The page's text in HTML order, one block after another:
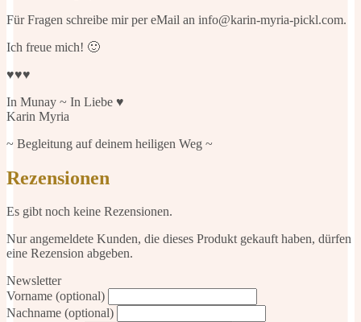
Für Fragen schreibe mir per eMail an info@karin-myria-pickl.com.
Ich freue mich! 🙂
♥♥♥
In Munay ~ In Liebe ♥
Karin Myria
~ Begleitung auf deinem heiligen Weg ~
Rezensionen
Es gibt noch keine Rezensionen.
Nur angemeldete Kunden, die dieses Produkt gekauft haben, dürfen
eine Rezension abgeben.
Newsletter
Vorname (optional)
Nachname (optional)